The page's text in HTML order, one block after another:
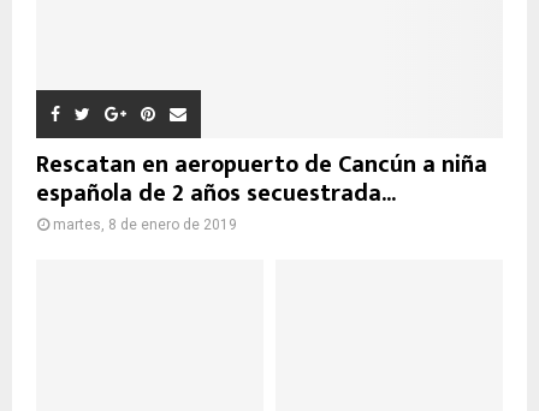
Rescatan en aeropuerto de Cancún a niña
española de 2 años secuestrada...
martes, 8 de enero de 2019